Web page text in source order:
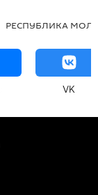
РЕСПУБЛИКА
VK